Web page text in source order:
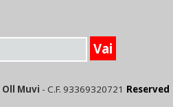
Oll Muvi - C.F. 93369320721 Reserved